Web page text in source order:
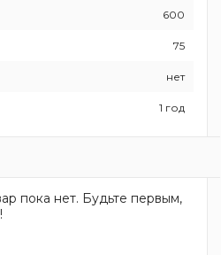
600
75
нет
1 год
пока нет. Будьте первым,